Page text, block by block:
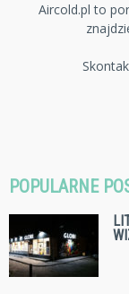
Aircold.pl to
POPULARNE